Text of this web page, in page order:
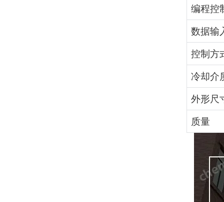
编程控
数据输
控制方
冷却介
外形尺
质量